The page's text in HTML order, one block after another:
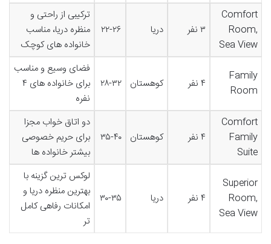
Comfort
Room,
Sea View
۳ نفر دریا ۲۲-۲۶
ترکیبی از راحتی و
منظره دریا، مناسب
خانواده های کوچک
Family
Room
۴ نفر کوهستان ۲۸-۳۲
فضای وسیع و مناسب
برای خانواده های ۴
نفره
Comfort
Family
Suite
۴ نفر کوهستان ۳۵-۴۰
دو اتاق خواب مجزا
برای حریم خصوصی
بیشتر خانواده ها
Superior
Room,
Sea View
۴ نفر دریا ۳۰-۳۵
لوکس ترین گزینه با
بهترین منظره دریا و
امکانات رفاهی کامل
تر